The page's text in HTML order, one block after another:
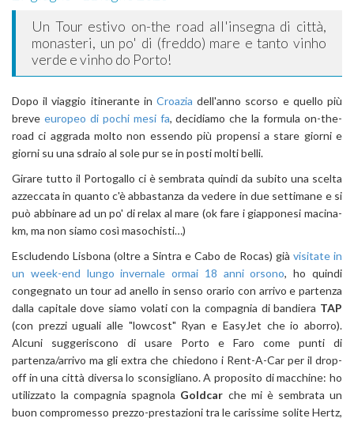
Un Tour estivo on-the road all'insegna di città,
monasteri, un po' di (freddo) mare e tanto vinho
verde e vinho do Porto!
Dopo il viaggio itinerante in Croaziadell'anno scorso e quello più
breve europeo di pochi mesi fa, decidiamo che la formula on-the-
road ci aggrada molto non essendo più propensi a stare giorni e
giorni su una sdraio al sole pur se in posti molti belli.
Girare tutto il Portogallo ci è sembrata quindi da subito una scelta
azzeccata in quanto c'è abbastanza da vedere in due settimane e si
può abbinare ad un po' di relax al mare (ok fare i giapponesi macina-
km, ma non siamo così masochisti…)
Escludendo Lisbona (oltre a Sintra e Cabo de Rocas) già visitate in
un week-end lungo invernale ormai 18 anni orsono, ho quindi
congegnato un tour ad anello in senso orario con arrivo e partenza
dalla capitale dove siamo volati con la compagnia di bandiera TAP
(con prezzi uguali alle "lowcost" Ryan e EasyJet che io aborro).
Alcuni suggeriscono di usare Porto e Faro come punti di
partenza/arrivo ma gli extra che chiedono i Rent-A-Car per il drop-
off in una città diversa lo sconsigliano. A proposito di macchine: ho
utilizzato la compagnia spagnola Goldcar che mi è sembrata un
buon compromesso prezzo-prestazioni tra le carissime solite Hertz,